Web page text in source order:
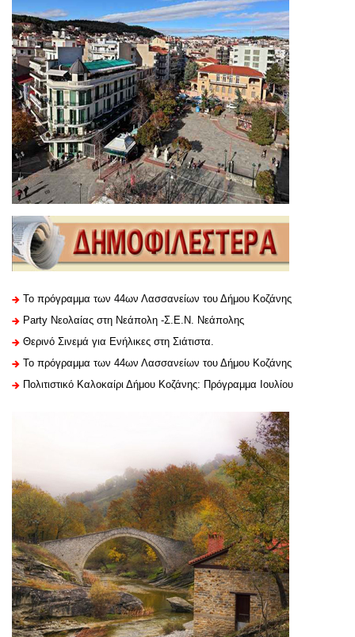
Το πρόγραμμα των 44ων Λασσανείων του Δήμου Κοζάνης
Party Νεολαίας στη Νεάπολη -Σ.Ε.Ν. Νεάπολης
Θερινό Σινεμά για Ενήλικες στη Σιάτιστα.
Το πρόγραμμα των 44ων Λασσανείων του Δήμου Κοζάνης
Πολιτιστικό Καλοκαίρι Δήμου Κοζάνης: Πρόγραμμα Ιουλίου